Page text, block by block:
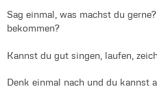
Sag einmal, was machst du
bekommen?
Kannst du gut singen, laufen,
Denk einmal nach und du kannst